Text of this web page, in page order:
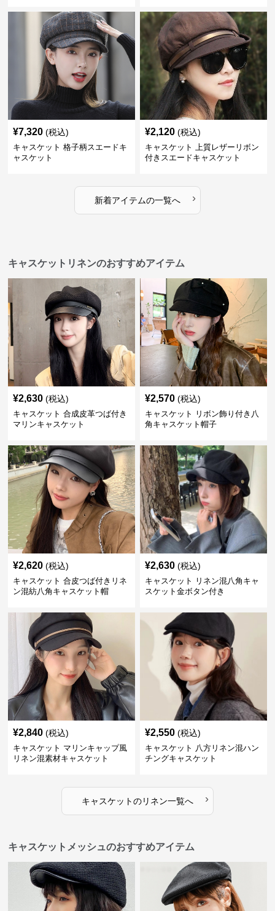
¥7,320 (税込)
キャスケット 格子柄スエードキ
ャスケット
¥2,120 (税込)
キャスケット 上質レザーリボン
付きスエードキャスケット
新着アイテムの一覧へ ›
キャスケットリネンのおすすめアイテム
¥2,630 (税込)
キャスケット 合成皮革つば付き
マリンキャスケット
¥2,570 (税込)
キャスケット リボン飾り付き八
角キャスケット帽子
¥2,620 (税込)
キャスケット 合皮つば付きリネ
ン混紡八角キャスケット帽
¥2,630 (税込)
キャスケット リネン混八角キャ
スケット金ボタン付き
¥2,840 (税込)
キャスケット マリンキャップ風
リネン混素材キャスケット
¥2,550 (税込)
キャスケット 八方リネン混ハン
チングキャスケット
キャスケットのリネン一覧へ ›
キャスケットメッシュのおすすめアイテム